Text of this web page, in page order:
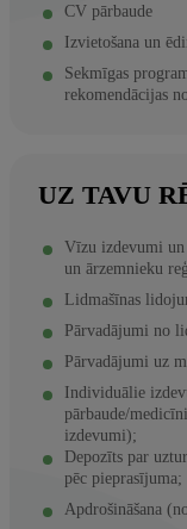
CV pārbaude
Izvietošana un
Sekmīgas
rekomendācijas
UZ TAVU
Vīzu izdevumi
un ārzemnieku
Lidmašīnas
Pārvadājumi no
Pārvadājumi uz
Individuālie
pārbaude/
izdevumi);
Depozīts par
pēc pieprasījuma;
Apdrošināšana